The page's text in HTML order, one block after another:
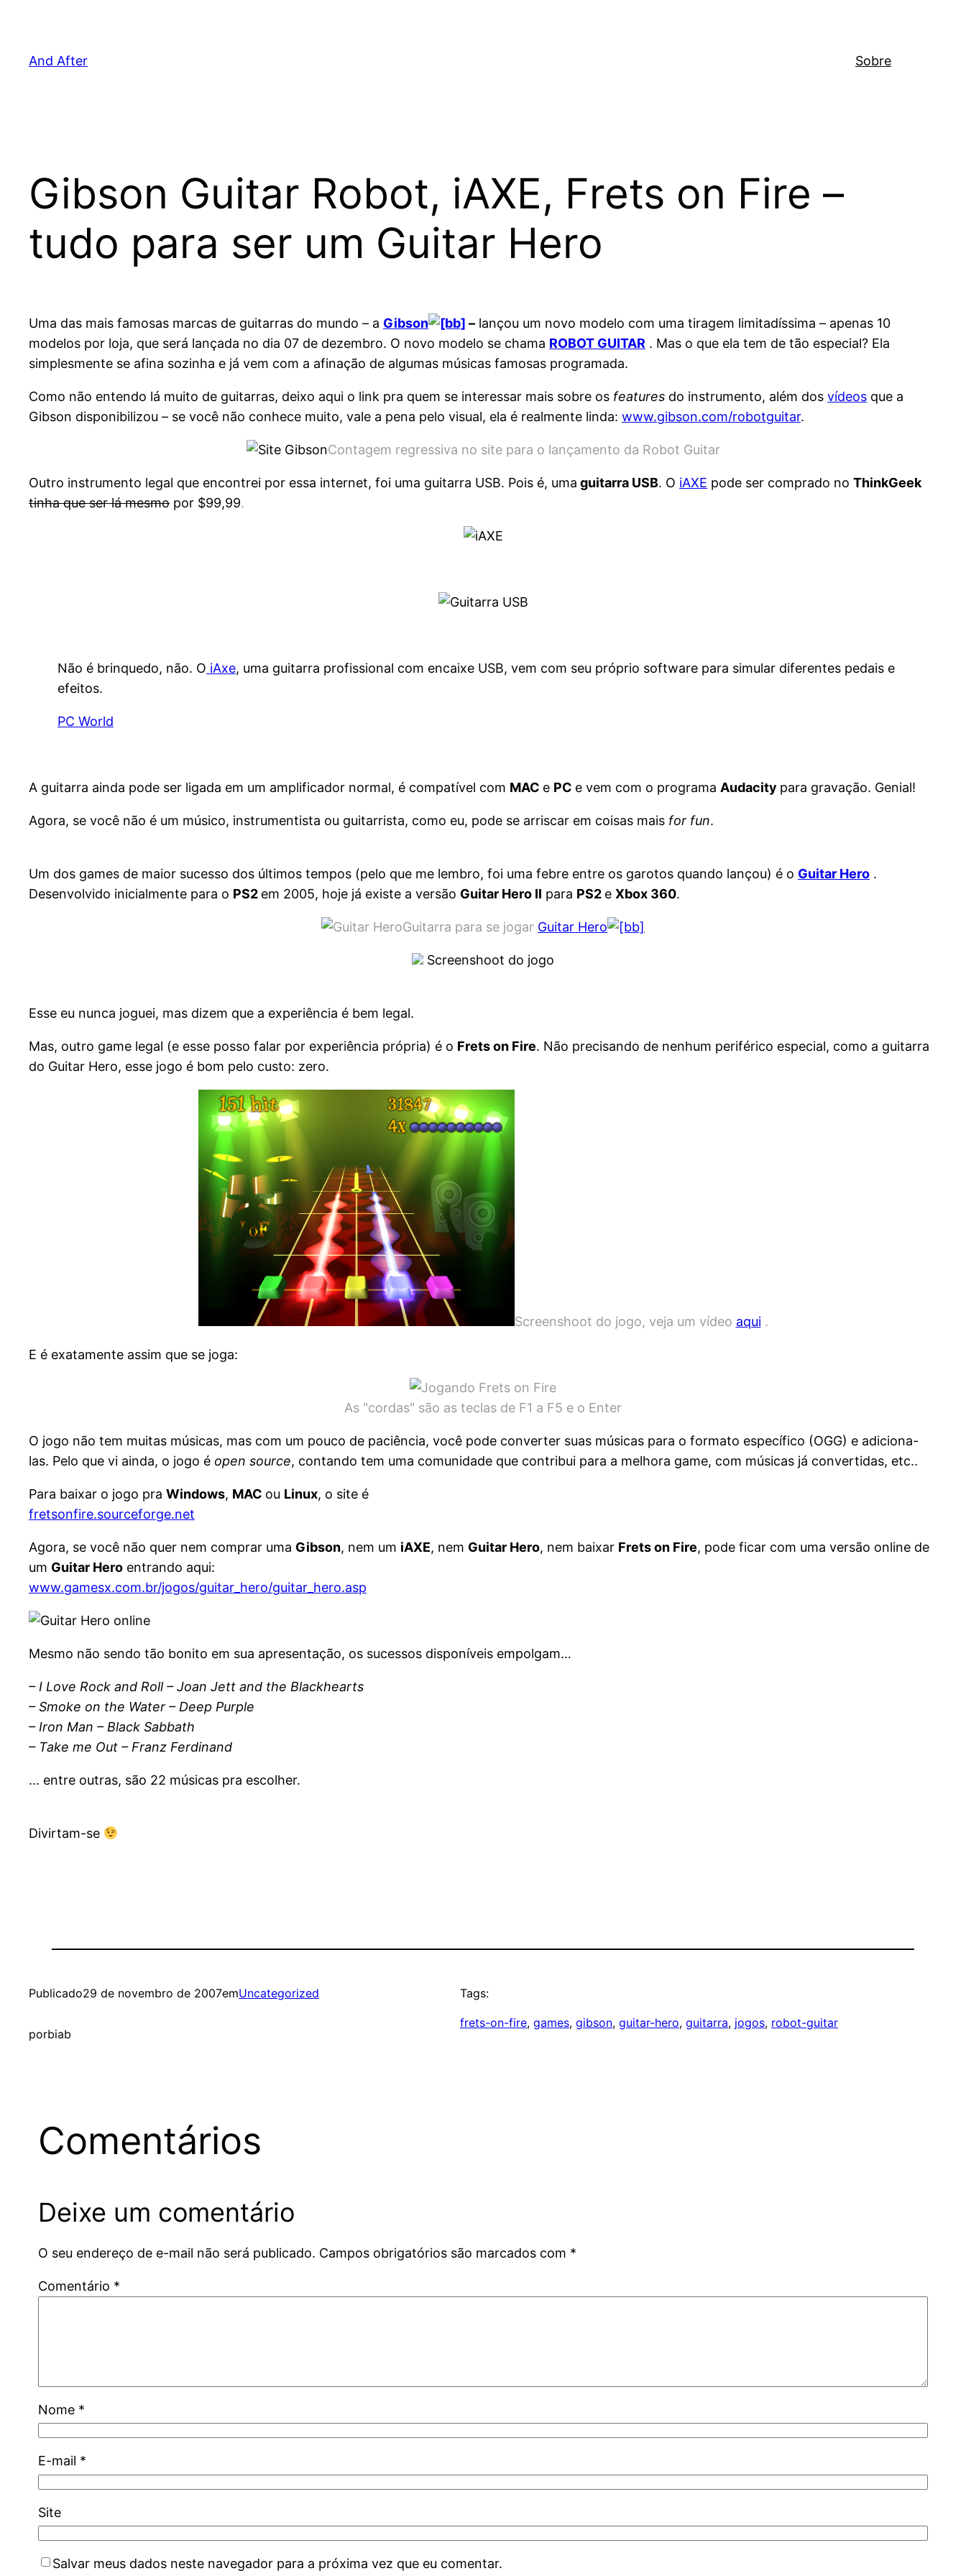
And After Sobre
Gibson Guitar Robot, iAXE, Frets on Fire –
tudo para ser um Guitar Hero
Uma das mais famosas marcas de guitarras do mundo – a Gibson – lançou um novo modelo com uma tiragem limitadíssima – apenas 10
modelos por loja, que será lançada no dia 07 de dezembro. O novo modelo se chama ROBOT GUITAR . Mas o que ela tem de tão especial? Ela
simplesmente se afina sozinha e já vem com a afinação de algumas músicas famosas programada.
Como não entendo lá muito de guitarras, deixo aqui o link pra quem se interessar mais sobre os features do instrumento, além dos vídeos que a
Gibson disponibilizou – se você não conhece muito, vale a pena pelo visual, ela é realmente linda: www.gibson.com/robotguitar.
Contagem regressiva no site para o lançamento da Robot Guitar
Outro instrumento legal que encontrei por essa internet, foi uma guitarra USB. Pois é, uma guitarra USB. O iAXE pode ser comprado no ThinkGeek
tinha que ser lá mesmo por $99,99.
Não é brinquedo, não. O iAxe, uma guitarra profissional com encaixe USB, vem com seu próprio software para simular diferentes pedais e
efeitos.
PC World
A guitarra ainda pode ser ligada em um amplificador normal, é compatível com MAC e PC e vem com o programa Audacity para gravação. Genial!
Agora, se você não é um músico, instrumentista ou guitarrista, como eu, pode se arriscar em coisas mais for fun.
Um dos games de maior sucesso dos últimos tempos (pelo que me lembro, foi uma febre entre os garotos quando lançou) é o Guitar Hero .
Desenvolvido inicialmente para o PS2 em 2005, hoje já existe a versão Guitar Hero II para PS2 e Xbox 360.
Guitarra para se jogar Guitar Hero
Screenshoot do jogo
Esse eu nunca joguei, mas dizem que a experiência é bem legal.
Mas, outro game legal (e esse posso falar por experiência própria) é o Frets on Fire. Não precisando de nenhum periférico especial, como a guitarra
do Guitar Hero, esse jogo é bom pelo custo: zero.
Screenshoot do jogo, veja um vídeo aqui.
E é exatamente assim que se joga:
As "cordas" são as teclas de F1 a F5 e o Enter
O jogo não tem muitas músicas, mas com um pouco de paciência, você pode converter suas músicas para o formato específico (OGG) e adiciona-
las. Pelo que vi ainda, o jogo é open source, contando tem uma comunidade que contribui para a melhora game, com músicas já convertidas, etc..
Para baixar o jogo pra Windows, MAC ou Linux, o site é
fretsonfire.sourceforge.net
Agora, se você não quer nem comprar uma Gibson, nem um iAXE, nem Guitar Hero, nem baixar Frets on Fire, pode ficar com uma versão online de
um Guitar Hero entrando aqui:
www.gamesx.com.br/jogos/guitar_hero/guitar_hero.asp
Mesmo não sendo tão bonito em sua apresentação, os sucessos disponíveis empolgam…
– I Love Rock and Roll – Joan Jett and the Blackhearts
– Smoke on the Water – Deep Purple
– Iron Man – Black Sabbath
– Take me Out – Franz Ferdinand
… entre outras, são 22 músicas pra escolher.
Divirtam-se
Publicado29 de novembro de 2007emUncategorized
porbiab
Tags:
frets-on-fire, games, gibson, guitar-hero, guitarra, jogos, robot-guitar
Comentários
Deixe um comentário
O seu endereço de e-mail não será publicado. Campos obrigatórios são marcados com *
Comentário *
Nome *
E-mail *
Site
Salvar meus dados neste navegador para a próxima vez que eu comentar.